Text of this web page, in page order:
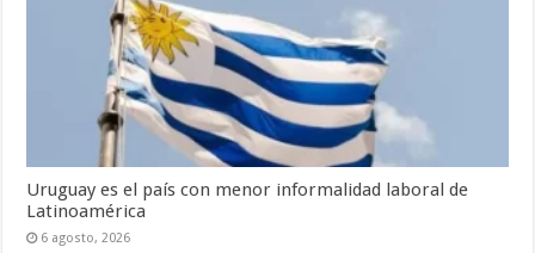
Uruguay es el país con menor informalidad laboral de
Latinoamérica
6 agosto, 2026